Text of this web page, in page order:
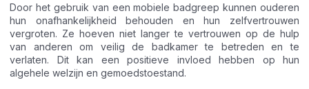
Door het gebruik van een mobiele badgreep kunnen ouderen
hun onafhankelijkheid behouden en hun zelfvertrouwen
vergroten. Ze hoeven niet langer te vertrouwen op de hulp
van anderen om veilig de badkamer te betreden en te
verlaten. Dit kan een positieve invloed hebben op hun
algehele welzijn en gemoedstoestand.